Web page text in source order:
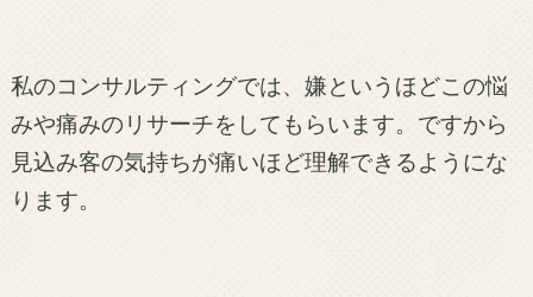
私のコンサルティングでは、嫌というほどこの悩
みや痛みのリサーチをしてもらいます。ですから
見込み客の気持ちが痛いほど理解できるようにな
ります。